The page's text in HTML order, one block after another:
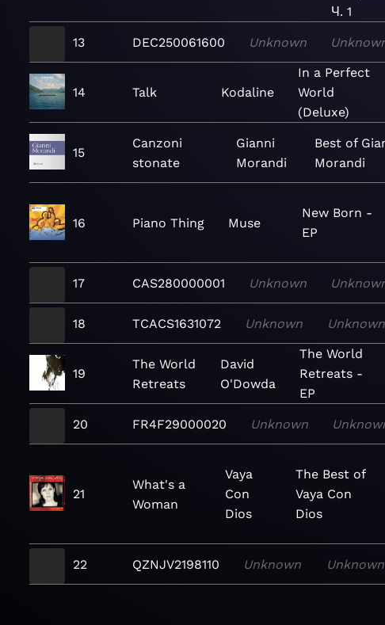
Ч. 1
13 DEC250061600 Unknown
14 Talk Kodaline
In a Perfect
World
(Deluxe)
15
Canzoni
stonate
Gianni
Morandi
Best of
Morandi
16 Piano Thing Muse
New Born -
EP
17 CAS280000001 Unknown
18 TCACS1631072 Unknown Unknown
19
The World
Retreats
David
O'Dowda
The World
Retreats -
EP
20 FR4F29000020 Unknown
21
What's a
Woman
Vaya
Con
Dios
The Best of
Vaya Con
Dios
22 QZNJV2198110 Unknown Unknown